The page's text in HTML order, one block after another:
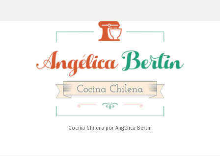
Cocina Chilena por Angélica Bertin